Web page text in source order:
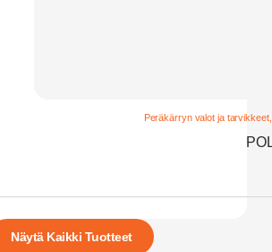
Näytä Kaikki Tuotteet
Peräkärryn valot ja tarvikkeet